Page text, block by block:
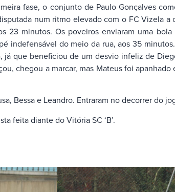
fase, o conjunto de Paulo Gonçalves
num ritmo elevado com o FC Vizela
minutos. Os poveiros enviaram uma
indefensável do meio da rua, aos 35
que beneficiou de um desvio infeliz de
chegou a marcar, mas Mateus foi
Bessa e Leandro. Entraram no decorrer do
feita diante do Vitória SC ‘B’.